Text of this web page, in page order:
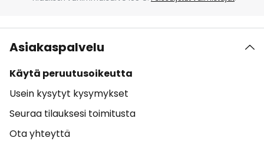
Asiakaspalvelu
Käytä peruutusoikeutta
Usein kysytyt kysymykset
Seuraa tilauksesi toimitusta
Ota yhteyttä